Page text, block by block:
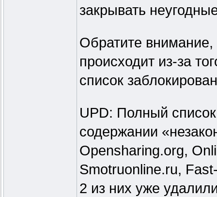
закрывать
Обратите внимание,
происходит из-за
список
UPD: Полный
содержании
Opensharing.org,
Smotruonline.ru,
2 из них уже